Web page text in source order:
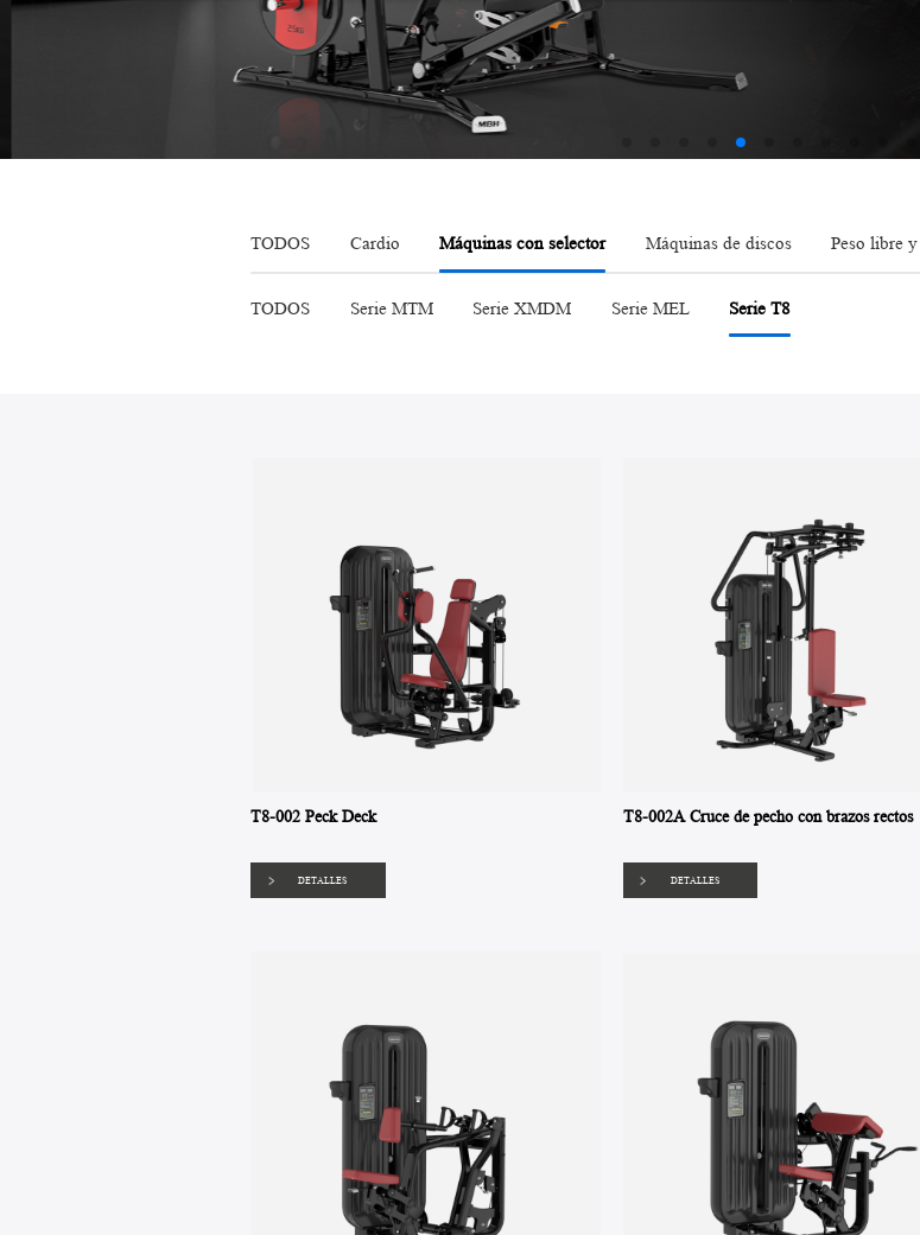
Cinta de correr
TODOS Cardio Máquinas con selector Máquinas de discos Peso libre
TODOS Serie MTM Serie XMDM Serie MEL Serie T8
T8-002 Peck Deck
DETALLES
T8-002A Cruce de pecho con brazos rectos
DETALLES